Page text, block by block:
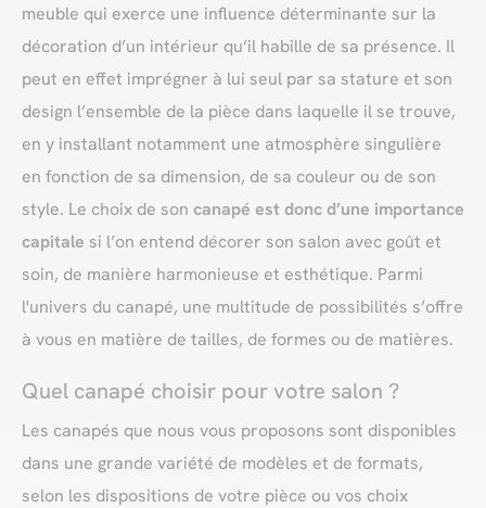
meuble qui exerce une influence déterminante sur la
décoration d’un intérieur qu’il habille de sa présence. Il
peut en effet imprégner à lui seul par sa stature et son
design l’ensemble de la pièce dans laquelle il se trouve,
en y installant notamment une atmosphère singulière
en fonction de sa dimension, de sa couleur ou de son
style. Le choix de son canapé est donc d’une importance
capitale si l’on entend décorer son salon avec goût et
soin, de manière harmonieuse et esthétique. Parmi
l'univers du canapé, une multitude de possibilités s’offre
à vous en matière de tailles, de formes ou de matières.
Quel canapé choisir pour votre salon ?
Les canapés que nous vous proposons sont disponibles
dans une grande variété de modèles et de formats,
selon les dispositions de votre pièce ou vos choix